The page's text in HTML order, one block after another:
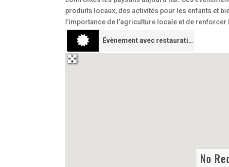
produits locaux, des activités pour les enfants et
l’importance de l’agriculture locale et de
Évènement avec restauration
No